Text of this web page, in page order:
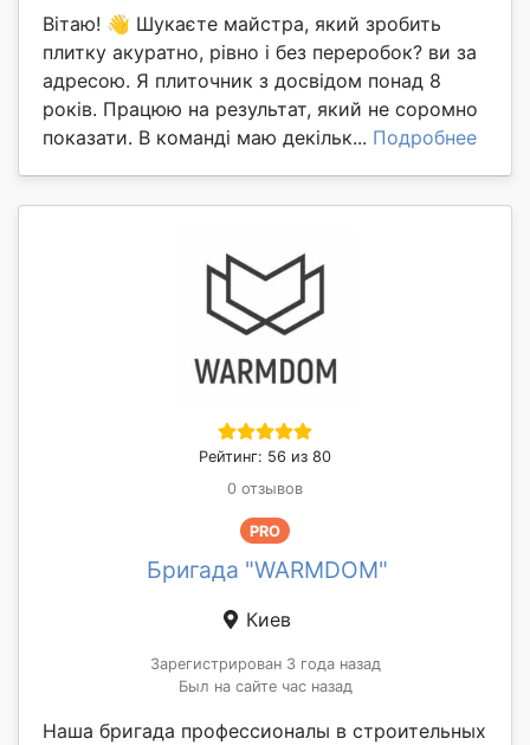
Вітаю! 👋 Шукаєте майстра, який зробить
плитку акуратно, рівно і без переробок? ви за
адресою. Я плиточник з досвідом понад 8
років. Працюю на результат, який не соромно
показати. В команді маю декільк... Подробнее
Рейтинг: 56 из 80
0 отзывов
PRO
Бригада "WARMDOM"
Киев
Зарегистрирован 3 года назад
Был на сайте час назад
Наша бригада профессионалы в строительных